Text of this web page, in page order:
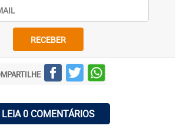
RECEBER
LEIA 0 COMENTÁRIOS